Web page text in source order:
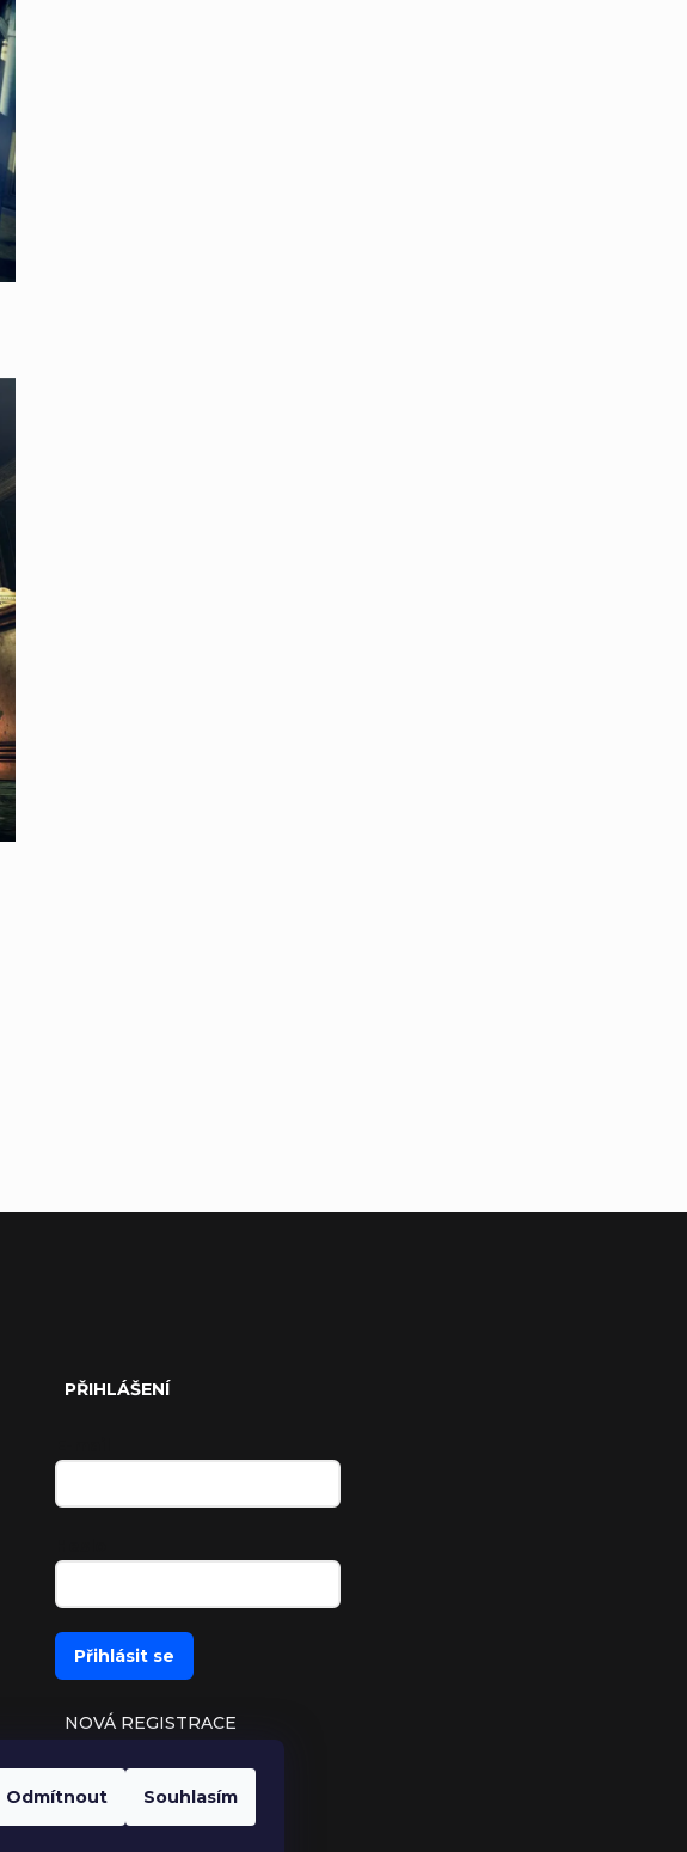
Odmítnout Souhlasím
PŘIHLÁŠENÍ
Přihlásit se
NOVÁ REGISTRACE